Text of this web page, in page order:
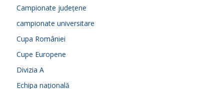
Campionate județene
campionate universitare
Cupa României
Cupe Europene
Divizia A
Echipa națională